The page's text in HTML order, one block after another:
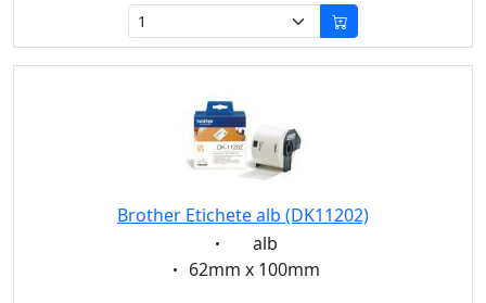
Brother Etichete alb (DK11202)
Eigenschaft:
alb
Eigenschaft:
62mm x 100mm